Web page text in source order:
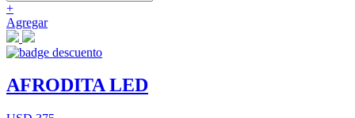
+
Agregar
AFRODITA LED